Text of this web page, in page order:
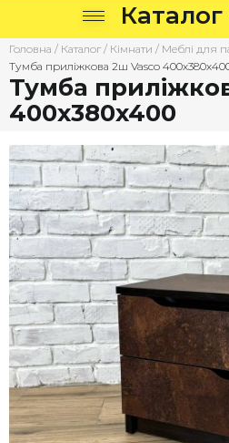
Каталог
Головна / Каталог / Кімнати / Меблі для
Тумба приліжкова 2ш Vasco
Тумба
400х380х400